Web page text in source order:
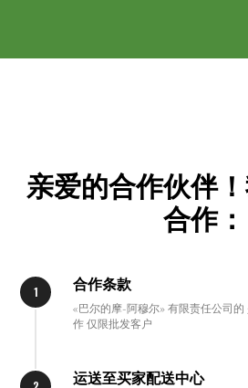
亲爱的合作伙伴
合作：
合作条款
«巴尔的摩-阿穆尔» 有限责任公司
作 仅限批发客户
运送至买家配送中心